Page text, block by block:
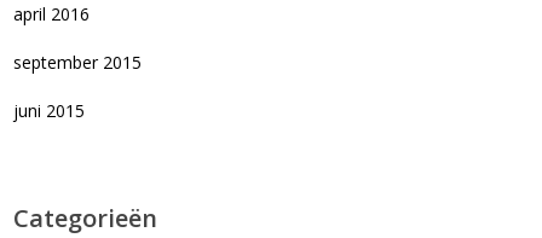
april 2016
september 2015
juni 2015
Categorieën